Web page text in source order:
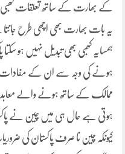
کے بھارت کے ساتھ تعلقات کھبی
یہ بات بھارت بھی اچھی طرح جانتا
ہمسایہ کھبی بھی تبدیل نہیں ہو سکتا
ہونے کی وجہ سے ان کے مفادات
ممالک کے ساتھ ہونے والے
ہوتی ہے حال ہی میں چین نے
کیونکہ چین نا صرف پاکستان کی